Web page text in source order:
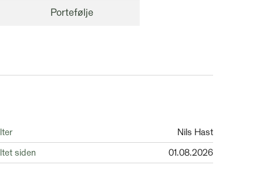
Portefølje
Nils Hast
siden
01.08.2026